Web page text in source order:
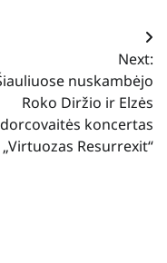
Next:
nuskambėjo
Roko Diržio ir Elzės
koncertas
„Virtuozas Resurrexit“